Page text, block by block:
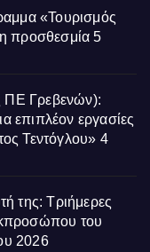
«Τουρισμός
προσθεσμία 5
ΠΕ Γρεβενών):
επιπλέον εργασίες
Τεντόγλου» 4
της: Τριήμερες
του
2026